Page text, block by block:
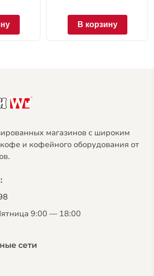
В корзину
магазинов с широким
и кофейного оборудования от
9:00 — 18:00
сети